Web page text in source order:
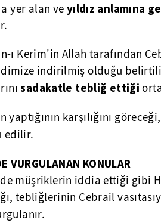
yer alan ve yıldız anlamına
ı Kerim'in Allah tarafından
indirilmiş olduğu
sadakatle tebliğ ettiği
yaptığının karşılığını göreceği,
edilir.
VURGULANAN KONULAR
müşriklerin iddia ettiği gibi
tebliğlerinin Cebrail